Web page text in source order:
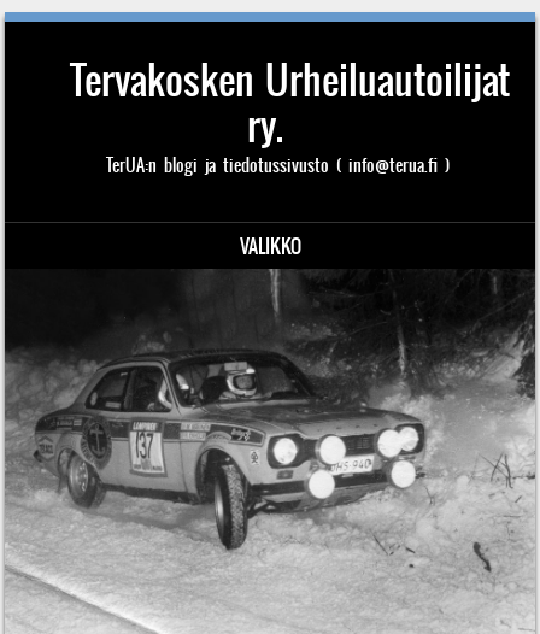
Tervakosken Urheiluautoilijat
ry.
TerUA:n blogi ja tiedotussivusto ( info@terua.fi )
VALIKKO